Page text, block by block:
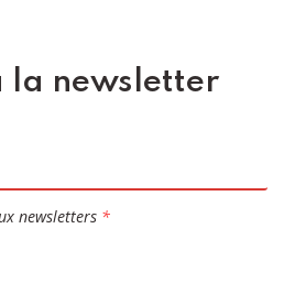
la newsletter
newsletters *